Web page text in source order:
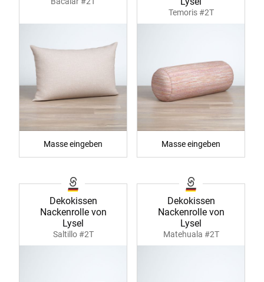
Masse eingeben
Temoris #2T
Masse eingeben
Dekokissen
Nackenrolle von
Lysel
Saltillo #2T
Dekokissen
Nackenrolle von
Lysel
Matehuala #2T